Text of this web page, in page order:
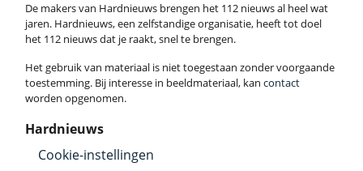
De makers van Hardnieuws brengen het 112 nieuws al heel wat
jaren. Hardnieuws, een zelfstandige organisatie, heeft tot doel
het 112 nieuws dat je raakt, snel te brengen.
Het gebruik van materiaal is niet toegestaan zonder voorgaande
toestemming. Bij interesse in beeldmateriaal, kan contact
worden opgenomen.
Hardnieuws
Cookie-instellingen